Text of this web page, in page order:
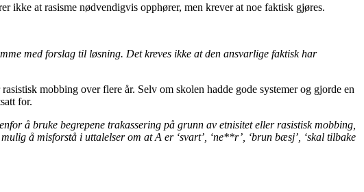
ikke at rasisme nødvendigvis opphører, men krever at noe faktisk gjøres.
med forslag til løsning. Det kreves ikke at den ansvarlige faktisk har
mobbing over flere år. Selv om skolen hadde gode systemer og gjorde en
for.
å bruke begrepene trakassering på grunn av etnisitet eller rasistisk mobbing,
å misforstå i uttalelser om at A er ‘svart’, ‘ne**r’, ‘brun bæsj’, ‘skal tilbake